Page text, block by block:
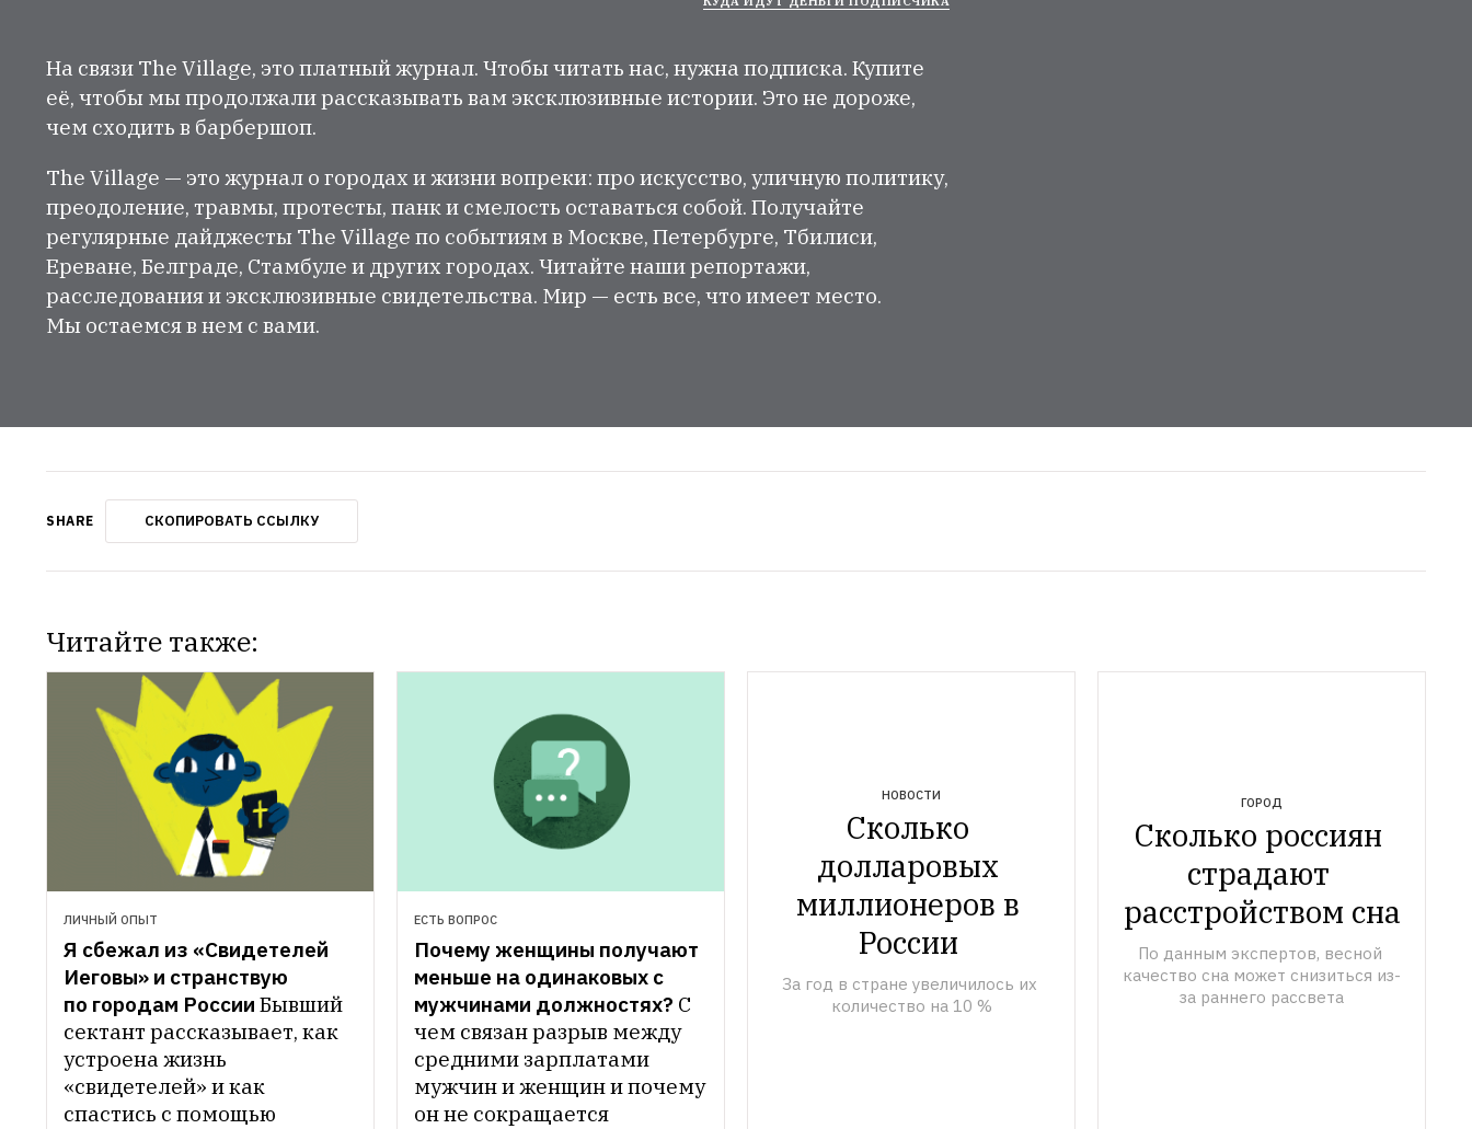
На связи The Village, это платный журнал. Чтобы читать нас, нужна подписка. Купите
её, чтобы мы продолжали рассказывать вам эксклюзивные истории. Это не дороже,
чем сходить в барбершоп.
The Village — это журнал о городах и жизни вопреки: про искусство, уличную политику,
преодоление, травмы, протесты, панк и смелость оставаться собой. Получайте
регулярные дайджесты The Village по событиям в Москве, Петербурге, Тбилиси,
Ереване, Белграде, Стамбуле и других городах. Читайте наши репортажи,
расследования и эксклюзивные свидетельства. Мир — есть все, что имеет место.
Мы остаемся в нем с вами.
SHARE СКОПИРОВАТЬ ССЫЛКУ
Читайте также:
ЛИЧНЫЙ ОПЫТ
Я сбежал из «Свидетелей
Иеговы» и странствую
по городам России Бывший
сектант рассказывает, как
устроена жизнь
«свидетелей» и как
спастись с помощью
ЕСТЬ ВОПРОС
Почему женщины получают
меньше на одинаковых с
мужчинами должностях? С
чем связан разрыв между
средними зарплатами
мужчин и женщин и почему
он не сокращается
НОВОСТИ
Сколько
долларовых
миллионеров в
России
За год в стране увеличилось их
количество на 10 %
ГОРОД
Сколько россиян
страдают
расстройством сна
По данным экспертов, весной
качество сна может снизиться из-
за раннего рассвета